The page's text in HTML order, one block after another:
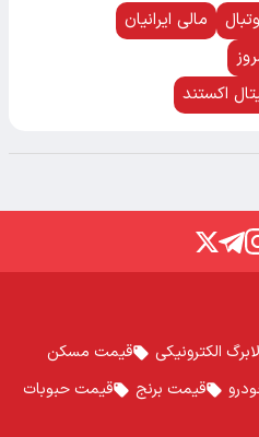
مالی ایرانیان
اکستند
الکترونیکی
قیمت مسکن
قیمت برنج
قیمت حبوبات